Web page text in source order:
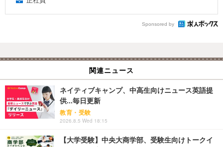
Sponsored by
関連ニュース
ネイティブキャンプ、中高生向けニュース英語提
供...毎日更新
教育・受験
2026.8.5 Wed 18:15
【大学受験】中央大商学部、受験生向けトークイ